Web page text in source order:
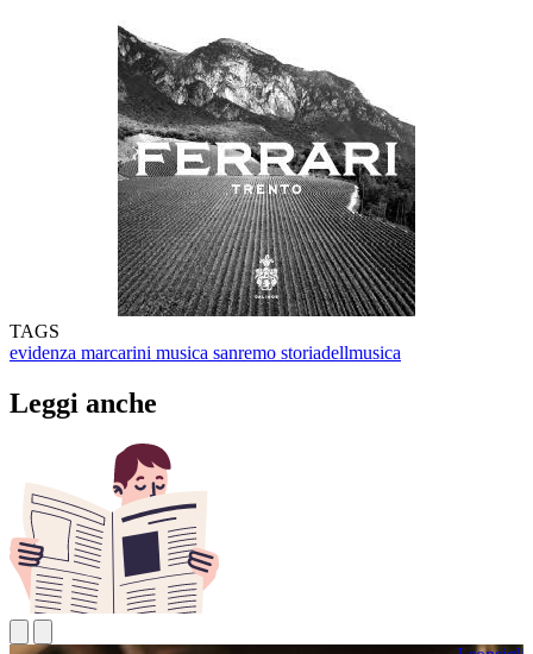
TAGS
evidenza marcarini musica sanremo storiadellmusica
Leggi anche